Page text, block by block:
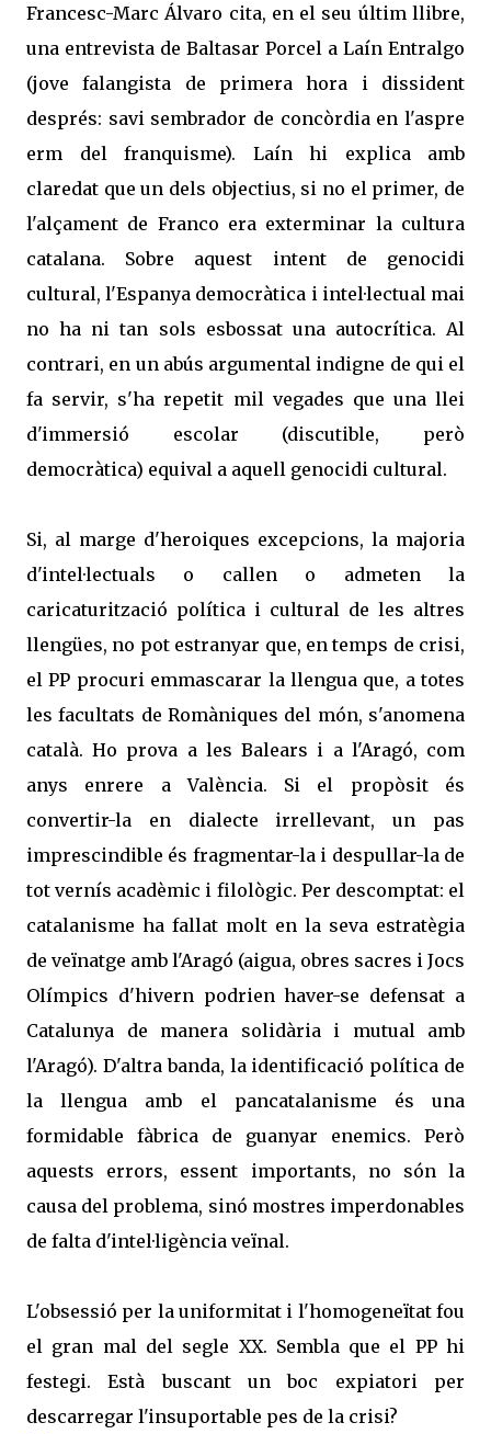
Francesc-Marc Álvaro cita, en el seu últim llibre,
una entrevista de Baltasar Porcel a Laín Entralgo
(jove falangista de primera hora i dissident
després: savi sembrador de concòrdia en l'aspre
erm del franquisme). Laín hi explica amb
claredat que un dels objectius, si no el primer, de
l'alçament de Franco era exterminar la cultura
catalana. Sobre aquest intent de genocidi
cultural, l'Espanya democràtica i intel·lectual mai
no ha ni tan sols esbossat una autocrítica. Al
contrari, en un abús argumental indigne de qui el
fa servir, s'ha repetit mil vegades que una llei
d'immersió escolar (discutible, però
democràtica) equival a aquell genocidi cultural.
Si, al marge d'heroiques excepcions, la majoria
d'intel·lectuals o callen o admeten la
caricaturització política i cultural de les altres
llengües, no pot estranyar que, en temps de crisi,
el PP procuri emmascarar la llengua que, a totes
les facultats de Romàniques del món, s'anomena
català. Ho prova a les Balears i a l'Aragó, com
anys enrere a València. Si el propòsit és
convertir-la en dialecte irrellevant, un pas
imprescindible és fragmentar-la i despullar-la de
tot vernís acadèmic i filològic. Per descomptat: el
catalanisme ha fallat molt en la seva estratègia
de veïnatge amb l'Aragó (aigua, obres sacres i Jocs
Olímpics d'hivern podrien haver-se defensat a
Catalunya de manera solidària i mutual amb
l'Aragó). D'altra banda, la identificació política de
la llengua amb el pancatalanisme és una
formidable fàbrica de guanyar enemics. Però
aquests errors, essent importants, no són la
causa del problema, sinó mostres imperdonables
de falta d'intel·ligència veïnal.
L'obsessió per la uniformitat i l'homogeneïtat fou
el gran mal del segle XX. Sembla que el PP hi
festegi. Està buscant un boc expiatori per
descarregar l'insuportable pes de la crisi?